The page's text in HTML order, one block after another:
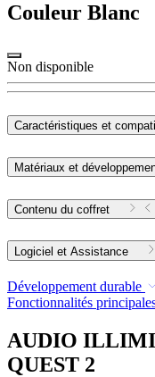
Couleur Blanc
Non disponible
Caractéristiques et
Matériaux et
Contenu du coffret
Logiciel et Assistance
Développement durable
Fonctionnalités
AUDIO
QUEST 2